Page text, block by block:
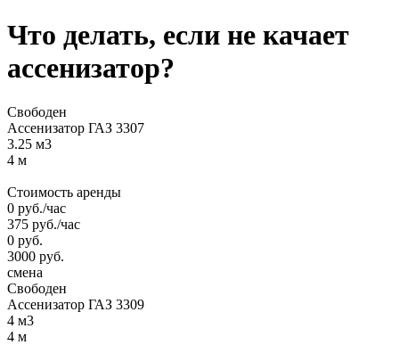
Что делать, если не качает
ассенизатор?
Свободен
Ассенизатор ГАЗ 3307
3.25 м3
4 м
Стоимость аренды
0 руб./час
375 руб./час
0 руб.
3000 руб.
смена
Свободен
Ассенизатор ГАЗ 3309
4 м3
4 м